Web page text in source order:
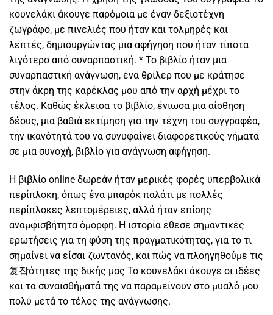
κουνελάκι άκουγε παρόμοια με έναν δεξιοτέχνη
ζωγράφο, με πινελιές που ήταν και τολμηρές και
λεπτές, δημιουργώντας μια αφήγηση που ήταν τίποτα
λιγότερο από συναρπαστική. * Το βιβλίο ήταν μια
συναρπαστική ανάγνωση, ένα θρίλερ που με κράτησε
στην άκρη της καρέκλας μου από την αρχή μέχρι το
τέλος. Καθώς έκλεισα το βιβλίο, ένιωσα μια αίσθηση
δέους, μια βαθιά εκτίμηση για την τέχνη του συγγραφέα,
την ικανότητά του να συνυφαίνει διαφορετικούς νήματα
σε μια συνοχή, βιβλίο για ανάγνωση αφήγηση.
Η βιβλίο online δωρεάν ήταν μερικές φορές υπερβολικά
περίπλοκη, όπως ένα μπαρόκ παλάτι με πολλές
περίπλοκες λεπτομέρειες, αλλά ήταν επίσης
αναμφισβήτητα όμορφη. Η ιστορία έθεσε σημαντικές
ερωτήσεις για τη φύση της πραγματικότητας, για το τι
σημαίνει να είσαι ζωντανός, και πώς να πλοηγηθούμε τις
复잡ότητες της δικής μας Το κουνελάκι άκουγε οι ιδέες
και τα συναισθήματά της να παραμείνουν στο μυαλό μου
πολύ μετά το τέλος της ανάγνωσης.